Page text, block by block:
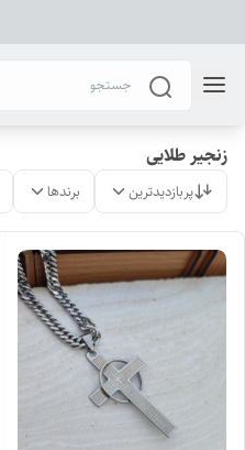
زنجیر طلایی
پربازدیدترین برندها